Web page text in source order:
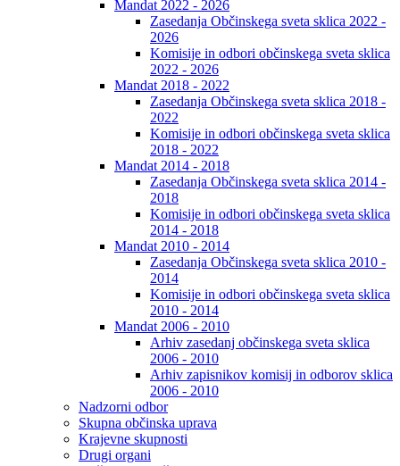
Mandat 2022 - 2026
Zasedanja Občinskega sveta sklica 2022 -
2026
Komisije in odbori občinskega sveta sklica
2022 - 2026
Mandat 2018 - 2022
Zasedanja Občinskega sveta sklica 2018 -
2022
Komisije in odbori občinskega sveta sklica
2018 - 2022
Mandat 2014 - 2018
Zasedanja Občinskega sveta sklica 2014 -
2018
Komisije in odbori občinskega sveta sklica
2014 - 2018
Mandat 2010 - 2014
Zasedanja Občinskega sveta sklica 2010 -
2014
Komisije in odbori občinskega sveta sklica
2010 - 2014
Mandat 2006 - 2010
Arhiv zasedanj občinskega sveta sklica
2006 - 2010
Arhiv zapisnikov komisij in odborov sklica
2006 - 2010
Nadzorni odbor
Skupna občinska uprava
Krajevne skupnosti
Drugi organi